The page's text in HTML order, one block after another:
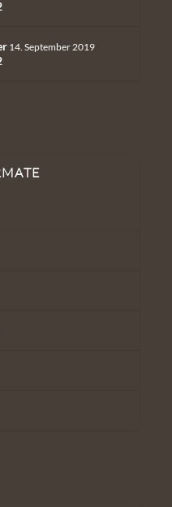
14. September 2019